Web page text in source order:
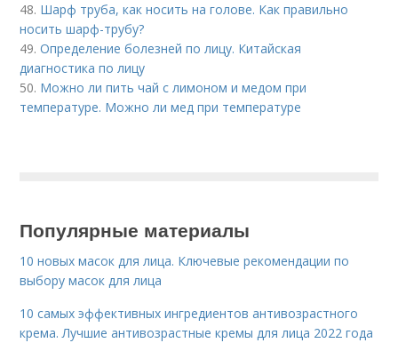
48. Шарф труба, как носить на голове. Как правильно
носить шарф-трубу?
49.Определение болезней по лицу. Китайская
диагностика по лицу
50. Можно ли пить чай с лимоном и медом при
температуре. Можно ли мед при температуре
Популярные материалы
10 новых масок для лица. Ключевые рекомендации по
выбору масок для лица
10 самых эффективных ингредиентов антивозрастного
крема. Лучшие антивозрастные кремы для лица 2022 года